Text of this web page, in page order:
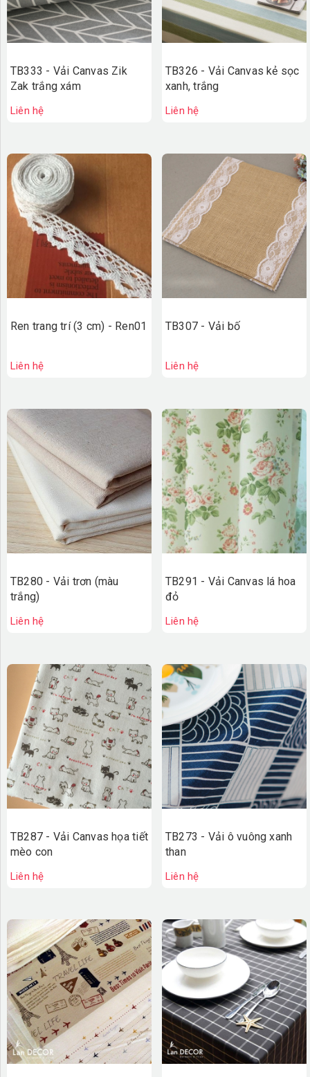
TB333 - Vải Canvas Zik
Zak trắng xám
Liên hệ
TB326 - Vải Canvas kẻ sọc
xanh, trắng
Liên hệ
Ren trang trí (3 cm) - Ren01
Liên hệ
TB307 - Vải bố
Liên hệ
TB280 - Vải trơn (màu
trắng)
Liên hệ
TB291 - Vải Canvas lá hoa
đỏ
Liên hệ
TB287 - Vải Canvas họa tiết
mèo con
Liên hệ
TB273 - Vải ô vuông xanh
than
Liên hệ